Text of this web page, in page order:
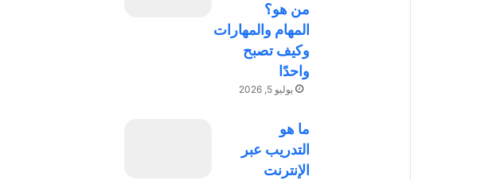
من هو؟
المهام والمهارات
وكيف تصبح
واحدًا
يوليو 5, 2026
ما هو
التدريب عبر
الإنترنت